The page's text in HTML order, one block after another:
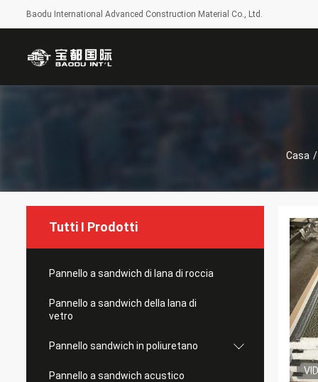
Baodu International Advanced Construction Material Co., Ltd.
Casa /
Tutti I Prodotti
Pannello a sandwich di lana di roccia
Pannello a sandwich della lana di
vetro
Pannello sandwich in poliuretano
Pannello a sandwich acustico